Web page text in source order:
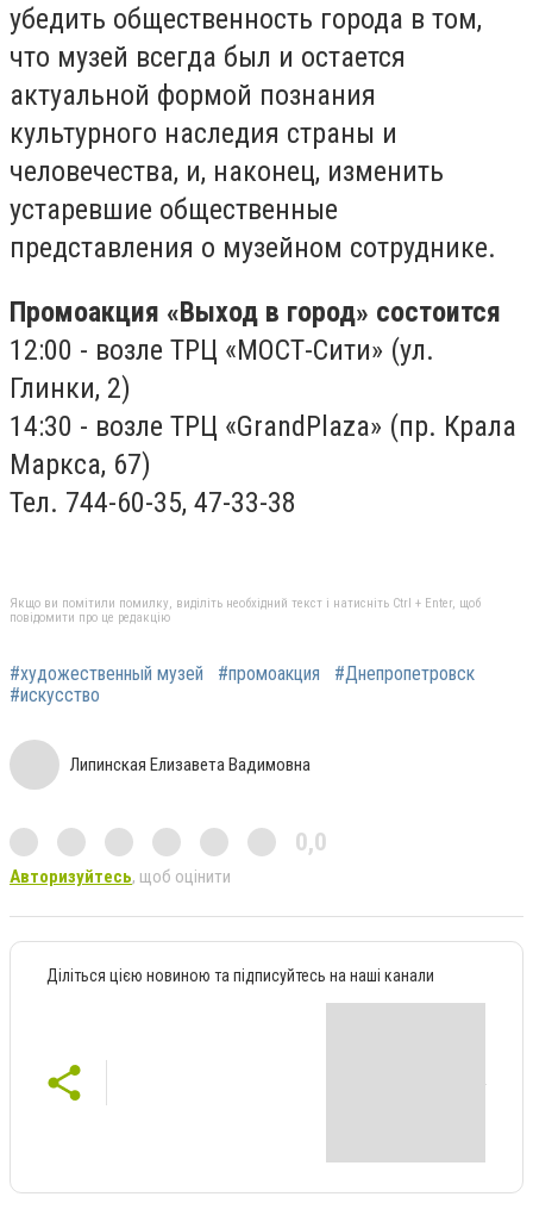
убедить общественность города в том,
что музей всегда был и остается
актуальной формой познания
культурного наследия страны и
человечества, и, наконец, изменить
устаревшие общественные
представления о музейном сотруднике.
Промоакция «Выход в город» состоится
12:00 - возле ТРЦ «МОСТ-Сити» (ул.
Глинки, 2)
14:30 - возле ТРЦ «GrandPlaza» (пр. Крала
Маркса, 67)
Тел. 744-60-35, 47-33-38
Якщо ви помітили помилку, виділіть необхідний текст і натисніть Ctrl + Enter, щоб
повідомити про це редакцію
#художественный музей #промоакция
#Днепропетровск
#искусство
Липинская Елизавета Вадимовна
0,0
Авторизуйтесь, щоб оцінити
Діліться цією новиною та підписуйтесь на наші канали